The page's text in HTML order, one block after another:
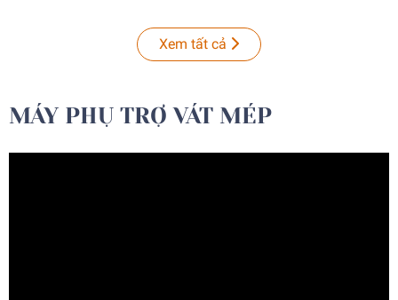
Xem tất cả
MÁY PHỤ TRỢ VÁT MÉP